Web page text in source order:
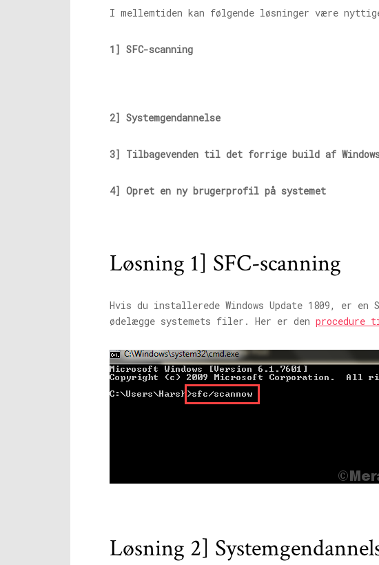
I mellemtiden kan følgende løsninger være
1] SFC-scanning
2] Systemgendannelse
3] Tilbagevenden til det forrige build af
4] Opret en ny brugerprofil på systemet
Løsning 1] SFC-scanning
Hvis du installerede Windows Update 1809, er
ødelægge systemets filer. Her er den procedure
Løsning 2]